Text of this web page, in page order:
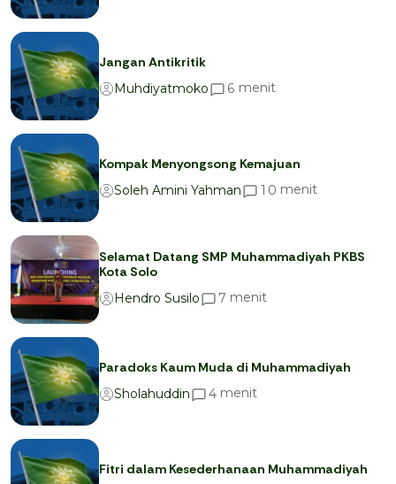
Jangan Antikritik
Muhdiyatmoko
6 menit
Kompak Menyongsong Kemajuan
Soleh Amini Yahman
1 0 menit
Selamat Datang SMP Muhammadiyah PKBS
Kota Solo
Hendro Susilo
7 menit
Paradoks Kaum Muda di Muhammadiyah
Sholahuddin
4 menit
Fitri dalam Kesederhanaan Muhammadiyah